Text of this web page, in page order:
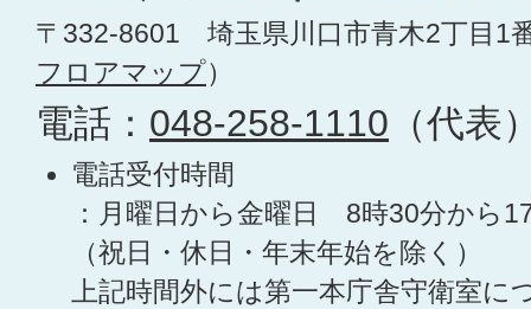
〒332-8601 埼玉県川口市青木2丁目1
フロアマップ）
電話： 048-258-1110 （代表
電話受付時間
：月曜日から金曜日 8時30分から
（祝日・休日・年末年始を除く）
上記時間外には第一本庁舎守衛室に